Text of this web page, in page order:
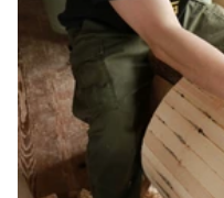
打出し銅器
鷲ノ山石工品
讃岐鍛冶製品
讃岐鋳造品
理平焼
讃岐のり染